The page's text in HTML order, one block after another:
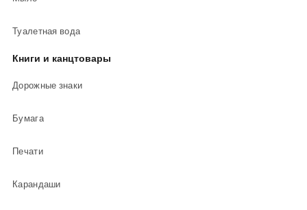
Туалетная вода
Книги и канцтовары
Дорожные знаки
Бумага
Печати
Карандаши